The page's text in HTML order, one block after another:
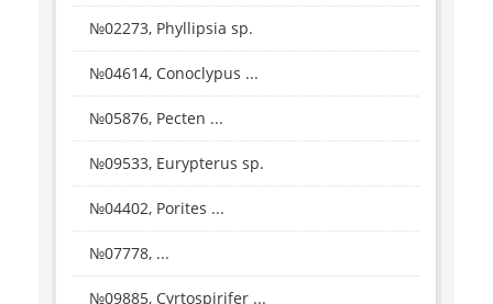
№02273, Phyllipsia sp.
№04614, Conoclypus ...
№05876, Pecten ...
№09533, Eurypterus sp.
№04402, Porites ...
№07778, ...
№09885, Cyrtospirifer ...